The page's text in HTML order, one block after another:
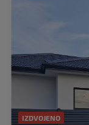
IZDVOJENO